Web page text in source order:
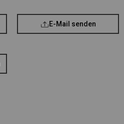
E-Mail senden